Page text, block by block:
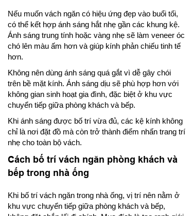
Nếu muốn vách ngăn có hiệu ứng đẹp vào buổi tối,
có thể kết hợp ánh sáng hắt nhẹ gần các khung kệ.
Ánh sáng trung tính hoặc vàng nhẹ sẽ làm veneer óc
chó lên màu ấm hơn và giúp kính phản chiếu tinh tế
hơn.
Không nên dùng ánh sáng quá gắt vì dễ gây chói
trên bề mặt kính. Ánh sáng dịu sẽ phù hợp hơn với
không gian sinh hoạt gia đình, đặc biệt ở khu vực
chuyển tiếp giữa phòng khách và bếp.
Khi ánh sáng được bố trí vừa đủ, các kệ kính không
chỉ là nơi đặt đồ mà còn trở thành điểm nhấn trang trí
nhẹ cho toàn bộ vách.
Cách bố trí vách ngăn phòng khách và
bếp trong nhà ống
Khi bố trí vách ngăn trong nhà ống, vị trí nên nằm ở
khu vực chuyển tiếp giữa phòng khách và bếp,